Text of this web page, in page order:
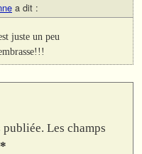
a dit :
juste un peu
publiée. Les champs
*